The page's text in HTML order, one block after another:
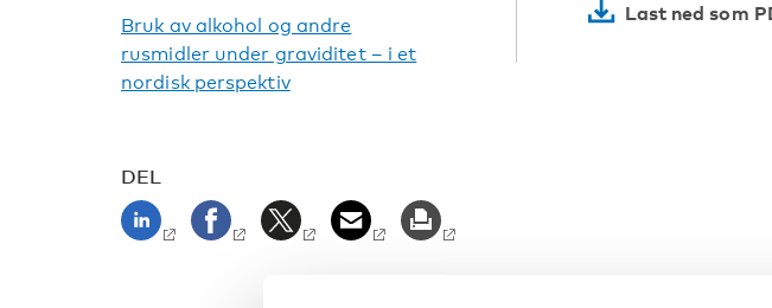
Last ned som
Bruk av alkohol og andre
rusmidler under graviditet – i et
nordisk perspektiv
DEL